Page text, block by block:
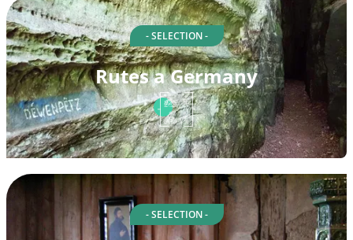
- SELECTION -
Rutes a Germany
- SELECTION -